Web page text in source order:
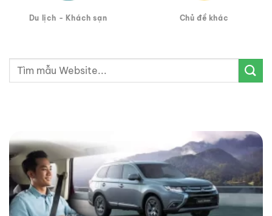
Du lịch - Khách sạn Chủ đề khác
Tìm